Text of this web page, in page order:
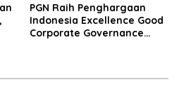
‎PGN Raih Penghargaan
Indonesia‎ Excellence Good
Corporate Governance